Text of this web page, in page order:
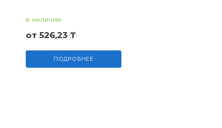
В НАЛИЧИИ
от 526,23 ₸
ПОДРОБНЕЕ